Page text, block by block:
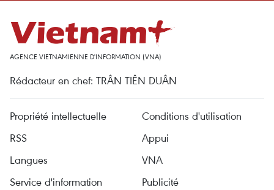
AGENCE VIETNAMIENNE D'INFORMATION (VNA)
Rédacteur en chef: TRÂN TIÊN DUÂN
Propriété intellectuelle
Conditions d'utilisation
RSS
Appui
Langues
VNA
Service d'information
Publicité